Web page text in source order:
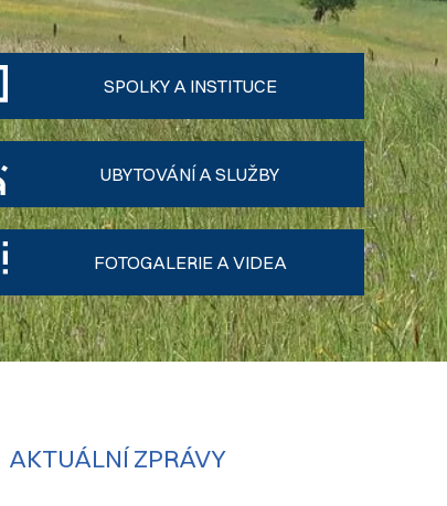
SPOLKY A INSTITUCE
UBYTOVÁNÍ A SLUŽBY
FOTOGALERIE A VIDEA
AKTUÁLNÍ ZPRÁVY